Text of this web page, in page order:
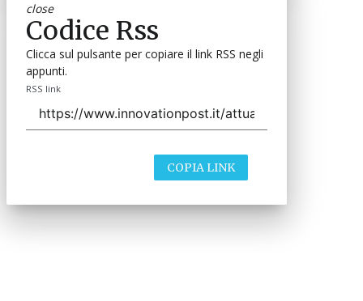
close
Codice Rss
Clicca sul pulsante per copiare il link RSS negli
appunti.
RSS link
COPIA LINK